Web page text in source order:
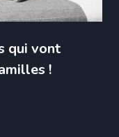
qui vont
!